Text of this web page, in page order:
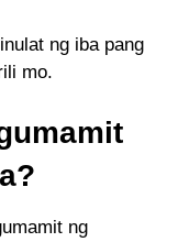
ng iba pang
mo.
ng